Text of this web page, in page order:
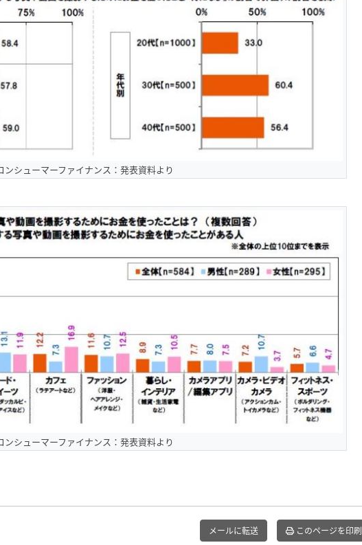
ンシューマーファイナンス：発表資料より
ンシューマーファイナンス：発表資料より
メールに転送 このページを印刷